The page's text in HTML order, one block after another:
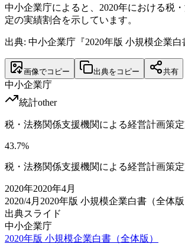
中小企業庁によると、2020年における税
定の実績割合を示しています。
出典: 中小企業庁『2020年版 小規模企業
画像でコピー 出典をコピー 共有
中小企業庁
統計other
税・法務関係支援機関による経営計画策
43.7%
税・法務関係支援機関による経営計画策
2020年2020年4月
2020/4月 2020年版 小規模企業白書（全体版
出典スライド
中小企業庁
2020年版 小規模企業白書（全体版）